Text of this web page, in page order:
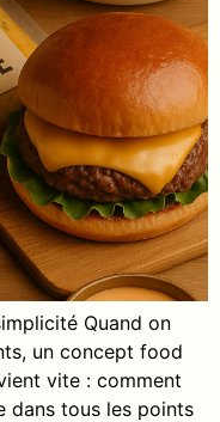
Quand on
un concept food
vite : comment
dans tous les points